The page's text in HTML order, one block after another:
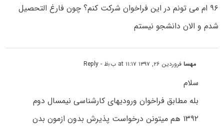
۹۶ ام می تونم در این فراخوان شرکت کنم؟ چون فارغ التحصیل
شدم و الان دانشجو نیستم
مهسافروردین ۲۶, ۱۳۹۷ at ۱۱:۱۷ ب٫ظ - Reply
سلام
بله مطابق فراخوان ورودی‎های کارشناسی نیمسال دوم
۱۳۹۲ هم میتونن درخواست پذیرش بدون ازمون بدن